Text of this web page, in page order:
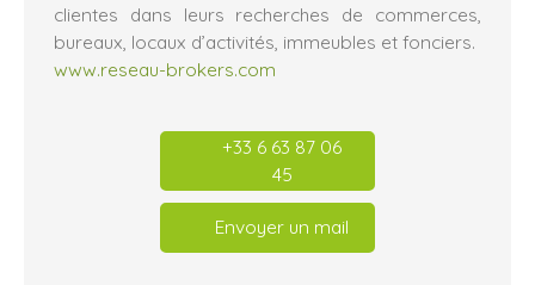
clientes dans leurs recherches de commerces,
bureaux, locaux d’activités, immeubles et fonciers.
www.reseau-brokers.com
+33 6 63 87 06
45
Envoyer un mail